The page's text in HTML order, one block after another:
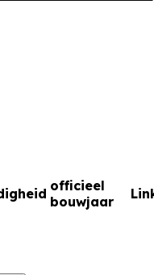
officieel
bouwjaar